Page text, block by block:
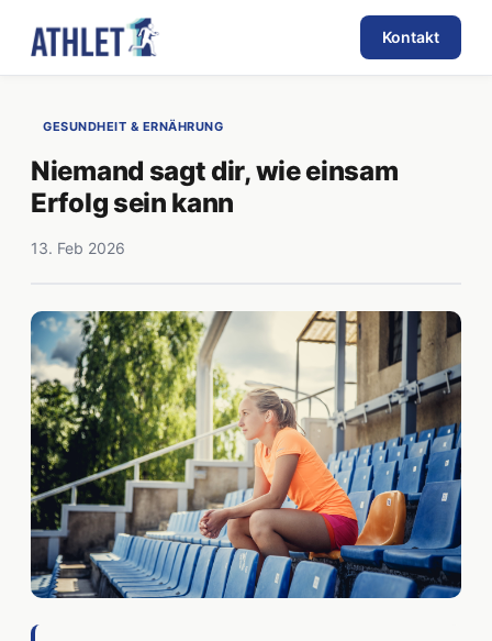
Kontakt
GESUNDHEIT & ERNÄHRUNG
Niemand sagt dir, wie einsam
Erfolg sein kann
13. Feb 2026